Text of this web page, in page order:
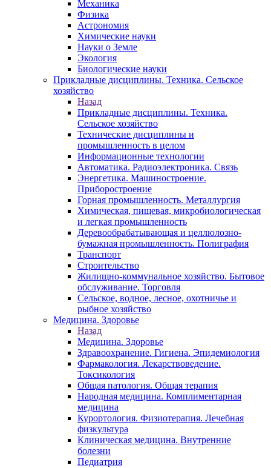
Механика
Физика
Астрономия
Химические науки
Науки о Земле
Экология
Биологические науки
Прикладные дисциплины. Техника. Сельское
хозяйство
Назад
Прикладные дисциплины. Техника.
Сельское хозяйство
Технические дисциплины и
промышленность в целом
Информационные технологии
Автоматика. Радиоэлектроника. Связь
Энергетика. Машиностроение.
Приборостроение
Горная промышленность. Металлургия
Химическая, пищевая, микробиологическая
и легкая промышленность
Деревообрабатывающая и целлюлозно-
бумажная промышленность. Полиграфия
Транспорт
Строительство
Жилищно-коммунальное хозяйство. Бытовое
обслуживание. Торговля
Сельское, водное, лесное, охотничье и
рыбное хозяйство
Медицина. Здоровье
Назад
Медицина. Здоровье
Здравоохранение. Гигиена. Эпидемиология
Фармакология. Лекарствоведение.
Токсикология
Общая патология. Общая терапия
Народная медицина. Комплиментарная
медицина
Курортология. Физиотерапия. Лечебная
физкультура
Клиническая медицина. Внутренние
болезни
Педиатрия